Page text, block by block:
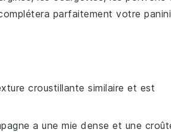
parfaitement votre panini
croustillante similaire et est
a une mie dense et une